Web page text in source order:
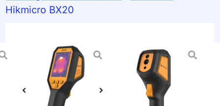
Hikmicro BX20
HIKMICRO BX20
ATEX- og IECEx-
sertifisert kompakt,
egensikkert termisk